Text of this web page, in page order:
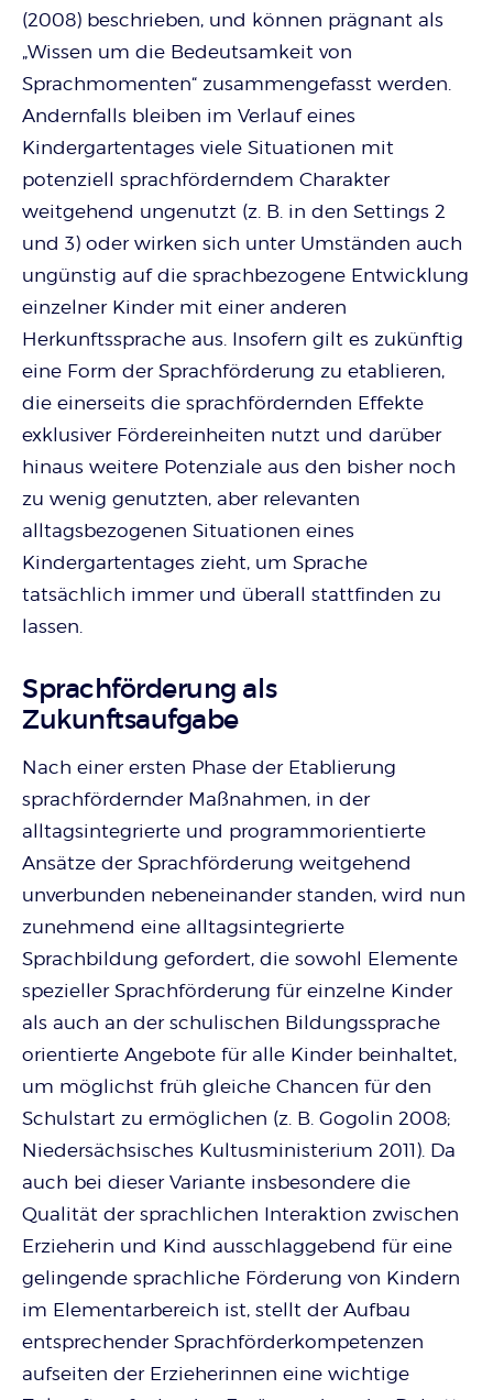
(2008) beschrieben, und können prägnant als
„Wissen um die Bedeutsamkeit von
Sprachmomenten“ zusammengefasst werden.
Andernfalls bleiben im Verlauf eines
Kindergartentages viele Situationen mit
potenziell sprachförderndem Charakter
weitgehend ungenutzt (z. B. in den Settings 2
und 3) oder wirken sich unter Umständen auch
ungünstig auf die sprachbezogene Entwicklung
einzelner Kinder mit einer anderen
Herkunftssprache aus. Insofern gilt es zukünftig
eine Form der Sprachförderung zu etablieren,
die einerseits die sprachfördernden Effekte
exklusiver Fördereinheiten nutzt und darüber
hinaus weitere Potenziale aus den bisher noch
zu wenig genutzten, aber relevanten
alltagsbezogenen Situationen eines
Kindergartentages zieht, um Sprache
tatsächlich immer und überall stattfinden zu
lassen.
Sprachförderung als
Zukunftsaufgabe
Nach einer ersten Phase der Etablierung
sprachfördernder Maßnahmen, in der
alltagsintegrierte und programmorientierte
Ansätze der Sprachförderung weitgehend
unverbunden nebeneinander standen, wird nun
zunehmend eine alltagsintegrierte
Sprachbildung gefordert, die sowohl Elemente
spezieller Sprachförderung für einzelne Kinder
als auch an der schulischen Bildungssprache
orientierte Angebote für alle Kinder beinhaltet,
um möglichst früh gleiche Chancen für den
Schulstart zu ermöglichen (z. B. Gogolin 2008;
Niedersächsisches Kultusministerium 2011). Da
auch bei dieser Variante insbesondere die
Qualität der sprachlichen Interaktion zwischen
Erzieherin und Kind ausschlaggebend für eine
gelingende sprachliche Förderung von Kindern
im Elementarbereich ist, stellt der Aufbau
entsprechender Sprachförderkompetenzen
aufseiten der Erzieherinnen eine wichtige